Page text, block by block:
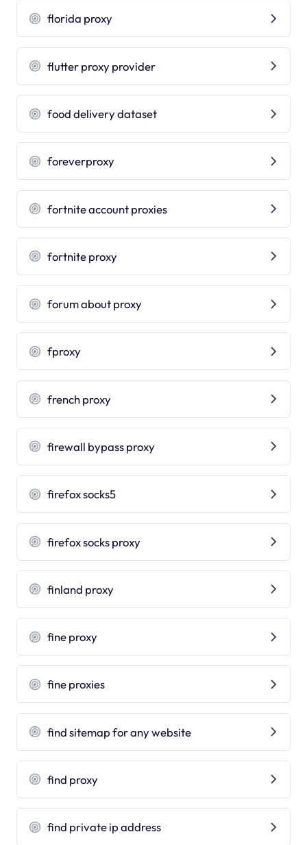
florida proxy
flutter proxy provider
food delivery dataset
foreverproxy
fortnite account proxies
fortnite proxy
forum about proxy
fproxy
french proxy
firewall bypass proxy
firefox socks5
firefox socks proxy
finland proxy
fine proxy
fine proxies
find sitemap for any website
find proxy
find private ip address